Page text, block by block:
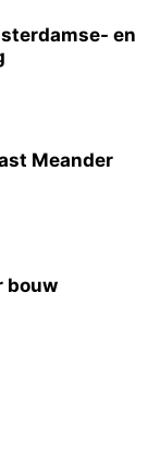
en
Meander
bouw